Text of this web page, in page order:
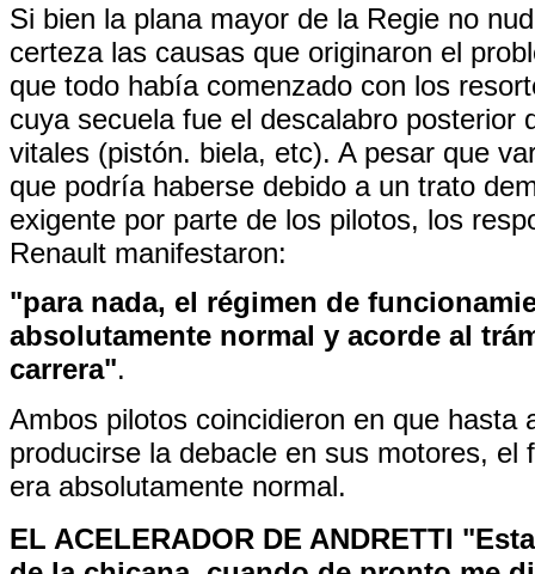
Si bien la plana mayor de la Regie no
certeza las causas que originaron el
que todo había comenzado con los
cuya secuela fue el descalabro posterior
vitales (pistón. biela, etc). A pesar que
que podría haberse debido a un trato
exigente por parte de los pilotos, los
Renault manifestaron:
"para nada, el régimen de
absolutamente normal y acorde al
carrera".
Ambos pilotos coincidieron en que hasta
producirse la debacle en sus motores, el
era absolutamente normal.
EL ACELERADOR DE ANDRETTI